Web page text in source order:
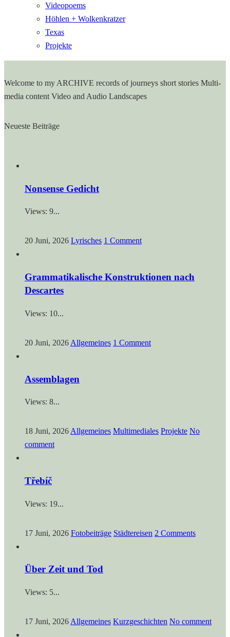
Videopoems
Höhlen + Wolkenkratzer
Texas
Projekte
Welcome to my ARCHIVE records of journeys short stories Multi-
media content Video and Audio Landscapes
Neueste Beiträge
Nonsense Gedicht
Views: 9...
20 Juni, 2026 Lyrisches 1 Comment
Grammatikalische Konstruktionen nach
Descartes
Views: 10...
20 Juni, 2026 Allgemeines 1 Comment
Assemblagen
Views: 8...
18 Juni, 2026 Allgemeines Multimediales Projekte No
comment
Třebíč
Views: 19...
17 Juni, 2026 Fotobeiträge Städtereisen 2 Comments
Über Zeit und Tod
Views: 5...
17 Juni, 2026 Allgemeines Kurzgeschichten No comment